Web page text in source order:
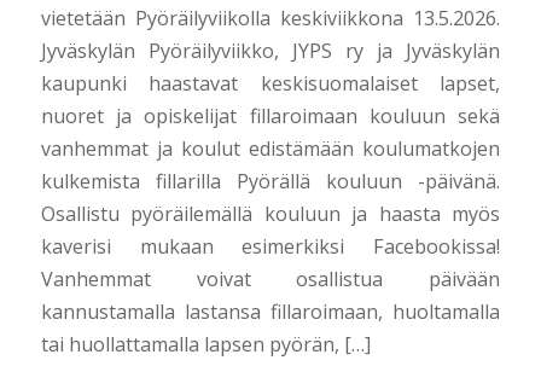
vietetään Pyöräilyviikolla keskiviikkona 13.5.2026.
Jyväskylän Pyöräilyviikko, JYPS ry ja Jyväskylän
kaupunki haastavat keskisuomalaiset lapset,
nuoret ja opiskelijat fillaroimaan kouluun sekä
vanhemmat ja koulut edistämään koulumatkojen
kulkemista fillarilla Pyörällä kouluun -päivänä.
Osallistu pyöräilemällä kouluun ja haasta myös
kaverisi mukaan esimerkiksi Facebookissa!
Vanhemmat voivat osallistua päivään
kannustamalla lastansa fillaroimaan, huoltamalla
tai huollattamalla lapsen pyörän, […]